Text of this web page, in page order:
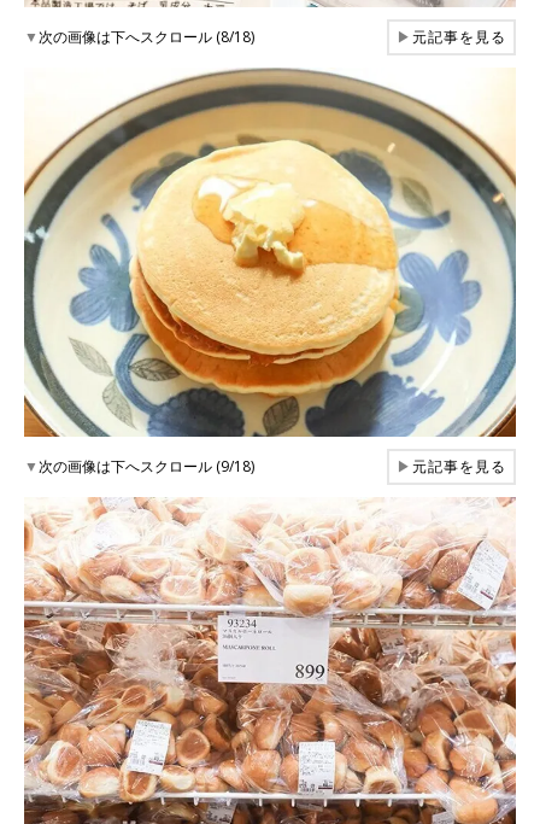
▼次の画像は下へスクロール (8/18) ▶元記事を見る
▼次の画像は下へスクロール (9/18) ▶元記事を見る